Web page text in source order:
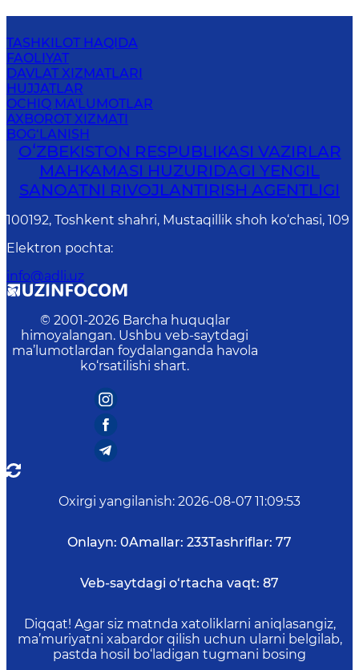
TASHKILOT HAQIDA
FAOLIYAT
DAVLAT XIZMATLARI
HUJJATLAR
OCHIQ MA'LUMOTLAR
AXBOROT XIZMATI
BOG‘LANISH
OʻZBEKISTON RESPUBLIKASI VAZIRLAR
MAHKAMASI HUZURIDAGI YENGIL
SANOATNI RIVOJLANTIRISH AGENTLIGI
100192, Toshkent shahri, Mustaqillik shoh ko‘chasi, 109
Elektron pochta:
info@adli.uz
© 2001-2026 Barcha huquqlar
himoyalangan. Ushbu veb-saytdagi
ma’lumotlardan foydalanganda havola
ko‘rsatilishi shart.
Oxirgi yangilanish: 2026-08-07 11:09:53
Onlayn: 0Amallar: 233Tashriflar: 77
Veb-saytdagi o‘rtacha vaqt: 87
Diqqat! Agar siz matnda xatoliklarni aniqlasangiz,
ma’muriyatni xabardor qilish uchun ularni belgilab,
pastda hosil bo‘ladigan tugmani bosing